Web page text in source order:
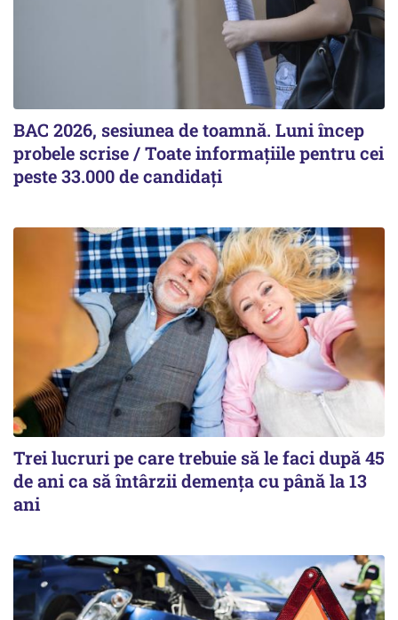
BAC 2026, sesiunea de toamnă. Luni încep
probele scrise / Toate informațiile pentru cei
peste 33.000 de candidați
Trei lucruri pe care trebuie să le faci după 45
de ani ca să întârzii demența cu până la 13
ani